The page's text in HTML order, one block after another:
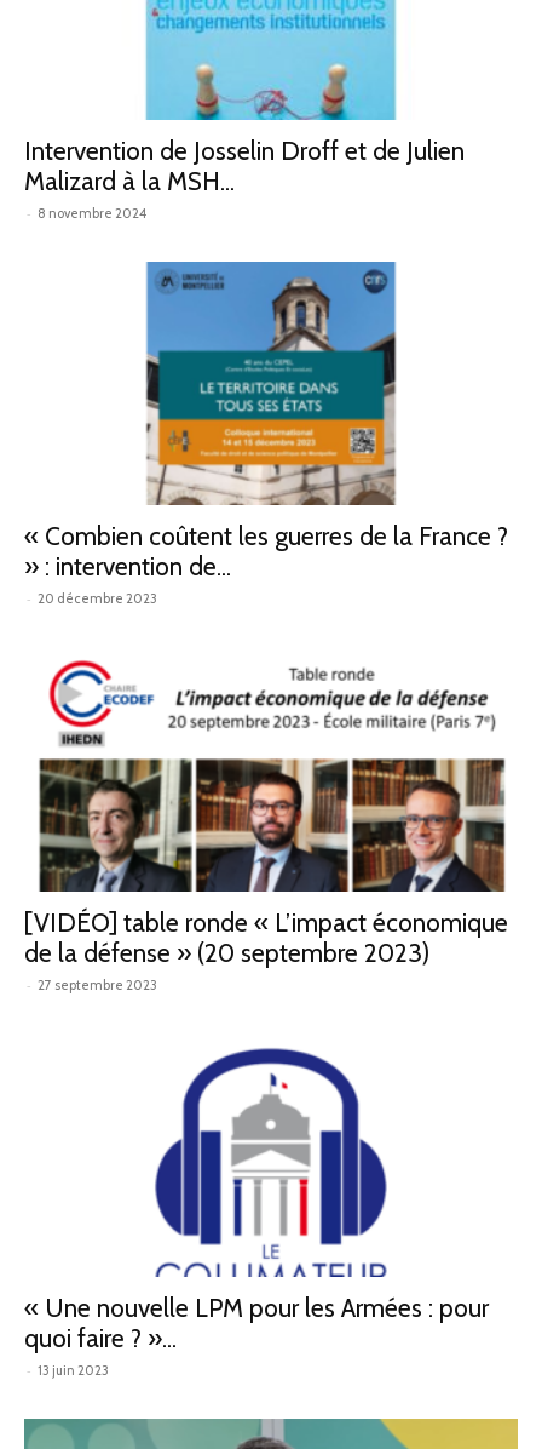
Intervention de Josselin Droff et de Julien
Malizard à la MSH...
- 8 novembre 2024
« Combien coûtent les guerres de la France ?
» : intervention de...
- 20 décembre 2023
[VIDÉO] table ronde « L’impact économique
de la défense » (20 septembre 2023)
- 27 septembre 2023
« Une nouvelle LPM pour les Armées : pour
quoi faire ? »...
- 13 juin 2023